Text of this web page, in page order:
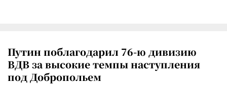
Путин поблагодарил 76-ю дивизию
ВДВ за высокие темпы наступления
под Добропольем